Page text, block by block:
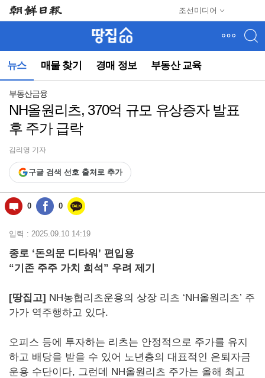
조선미디어
뉴스 매물 찾기 경매 정보 부동산 교육
뉴
(컨
동)
부동산금융
NH올원리츠, 370억 규모 유상증자 발표
후 주가 급락
김리영 기자
구글 검색 선호 출처로 추가
0 0
입력 : 2025.09.10 14:19
종로 ‘돈의문 디타워’ 편입용
“기존 주주 가치 희석” 우려 제기
[땅집고] NH농협리츠운용의 상장 리츠 ‘NH올원리츠’ 주
가가 역주행하고 있다.
오피스 등에 투자하는 리츠는 안정적으로 주가를 유지
하고 배당을 받을 수 있어 노년층의 대표적인 은퇴자금
운용 수단이다, 그런데 NH올원리츠 주가는 올해 최고